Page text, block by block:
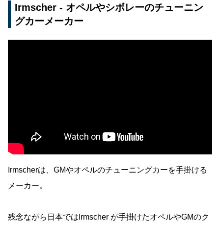
Irmscher - オペルやシボレーのチューニン
グカーメーカー
Irmscherは、GMやオペルのチューニングカーを手掛ける
メーカー。
残念ながら日本ではIrmscher が手掛けたオペルやGMのク